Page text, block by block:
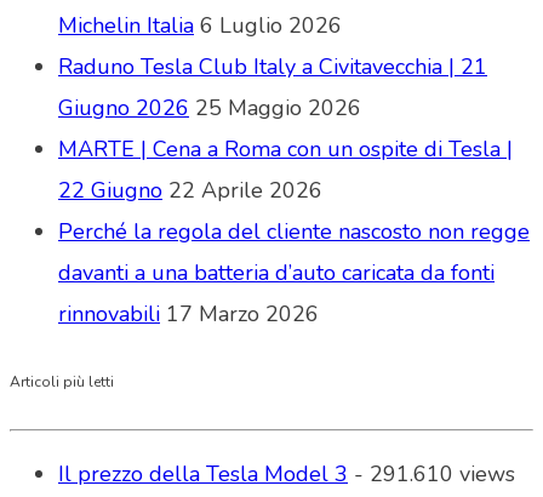
Michelin Italia 6 Luglio 2026
Raduno Tesla Club Italy a Civitavecchia | 21
Giugno 2026 25 Maggio 2026
MARTE | Cena a Roma con un ospite di Tesla |
22 Giugno 22 Aprile 2026
Perché la regola del cliente nascosto non regge
davanti a una batteria d’auto caricata da fonti
rinnovabili 17 Marzo 2026
Articoli più letti
Il prezzo della Tesla Model 3 - 291.610 views